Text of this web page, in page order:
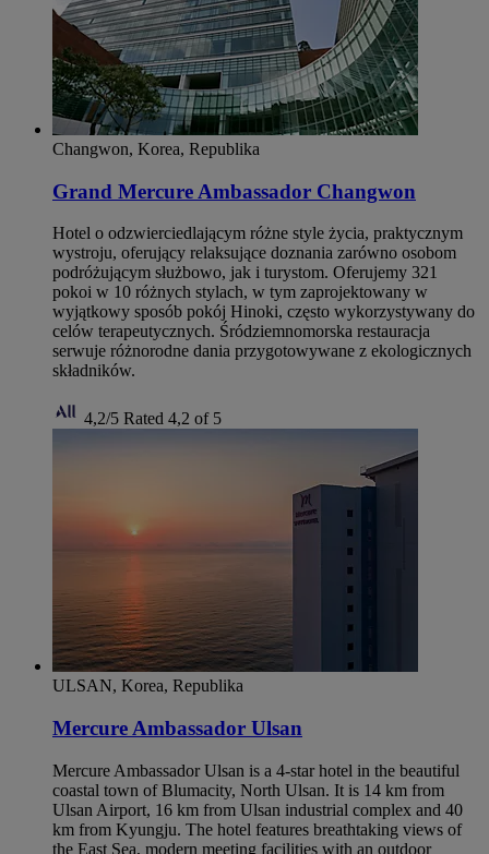
Changwon, Korea, Republika
Grand Mercure Ambassador Changwon
Hotel o odzwierciedlającym różne style życia, praktycznym
wystroju, oferujący relaksujące doznania zarówno osobom
podróżującym służbowo, jak i turystom. Oferujemy 321
pokoi w 10 różnych stylach, w tym zaprojektowany w
wyjątkowy sposób pokój Hinoki, często wykorzystywany do
celów terapeutycznych. Śródziemnomorska restauracja
serwuje różnorodne dania przygotowywane z ekologicznych
składników.
4,2/5 Rated 4,2 of 5
ULSAN, Korea, Republika
Mercure Ambassador Ulsan
Mercure Ambassador Ulsan is a 4-star hotel in the beautiful
coastal town of Blumacity, North Ulsan. It is 14 km from
Ulsan Airport, 16 km from Ulsan industrial complex and 40
km from Kyungju. The hotel features breathtaking views of
the East Sea, modern meeting facilities with an outdoor